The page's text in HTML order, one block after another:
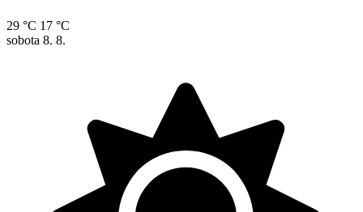
29 °C 17 °C
sobota 8. 8.